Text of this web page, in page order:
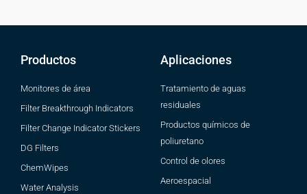
Productos
Monitores de área
Filter Breakthrough Indicators
Filter Change Indicator Stickers
DG Filters
ChemWipes
Water Analysis
Aplicaciones
Tratamiento de aguas
residuales
Productos químicos de
poliuretano
Control de olores
Aeroespacial